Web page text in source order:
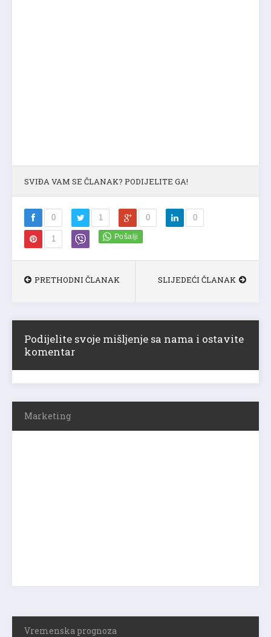
SVIĐA VAM SE ČLANAK? PODIJELITE GA!
0 1 0 0
1
PRETHODNI ČLANAK SLIJEDEĆI ČLANAK
Podijelite svoje mišljenje sa nama i ostavite
komentar
Marketing
Vremenska prognoza